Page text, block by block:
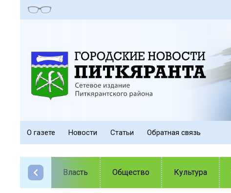
О газете Новости Статьи Обратная связь
Власть Общество Культура